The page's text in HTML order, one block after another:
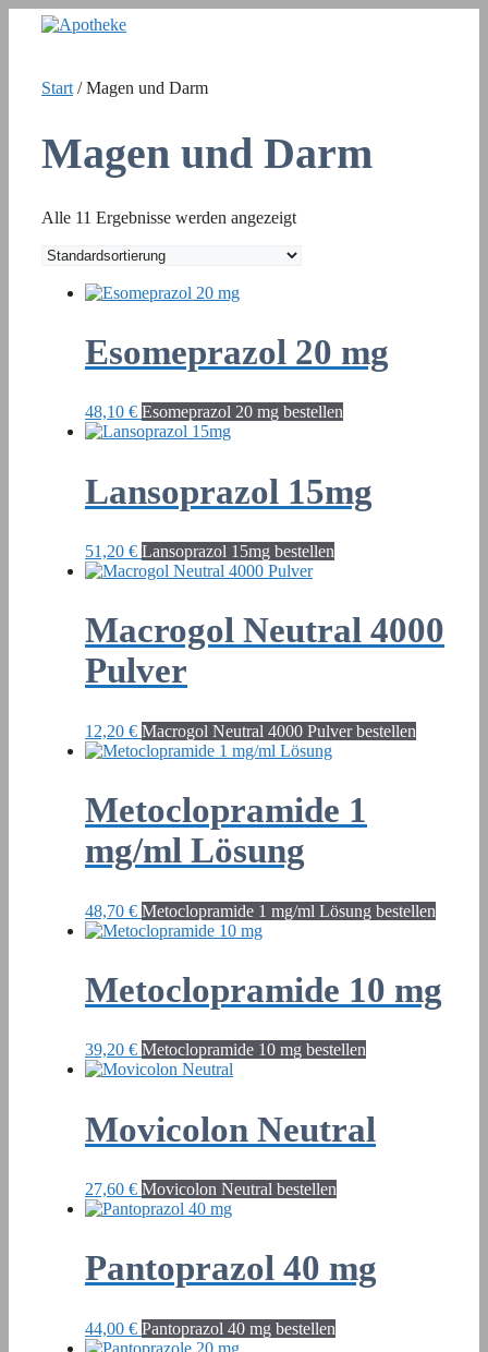
Inhalt
Start / Magen und Darm
Magen und Darm
Alle 11 Ergebnisse werden angezeigt
Esomeprazol 20 mg
48,10 € Esomeprazol 20 mg bestellen
Lansoprazol 15mg
51,20 € Lansoprazol 15mg bestellen
Macrogol Neutral 4000
Pulver
12,20 € Macrogol Neutral 4000 Pulver bestellen
Metoclopramide 1
mg/ml Lösung
48,70 € Metoclopramide 1 mg/ml Lösung bestellen
Metoclopramide 10 mg
39,20 € Metoclopramide 10 mg bestellen
Movicolon Neutral
27,60 € Movicolon Neutral bestellen
Pantoprazol 40 mg
44,00 € Pantoprazol 40 mg bestellen